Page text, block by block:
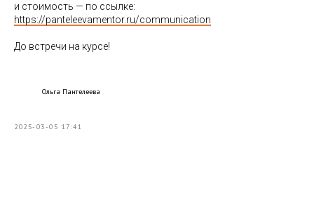
и стоимость — по ссылке:
https://panteleevamentor.ru/communication
До встречи на курсе!
Ольга Пантелеева
2025-03-05 17:41